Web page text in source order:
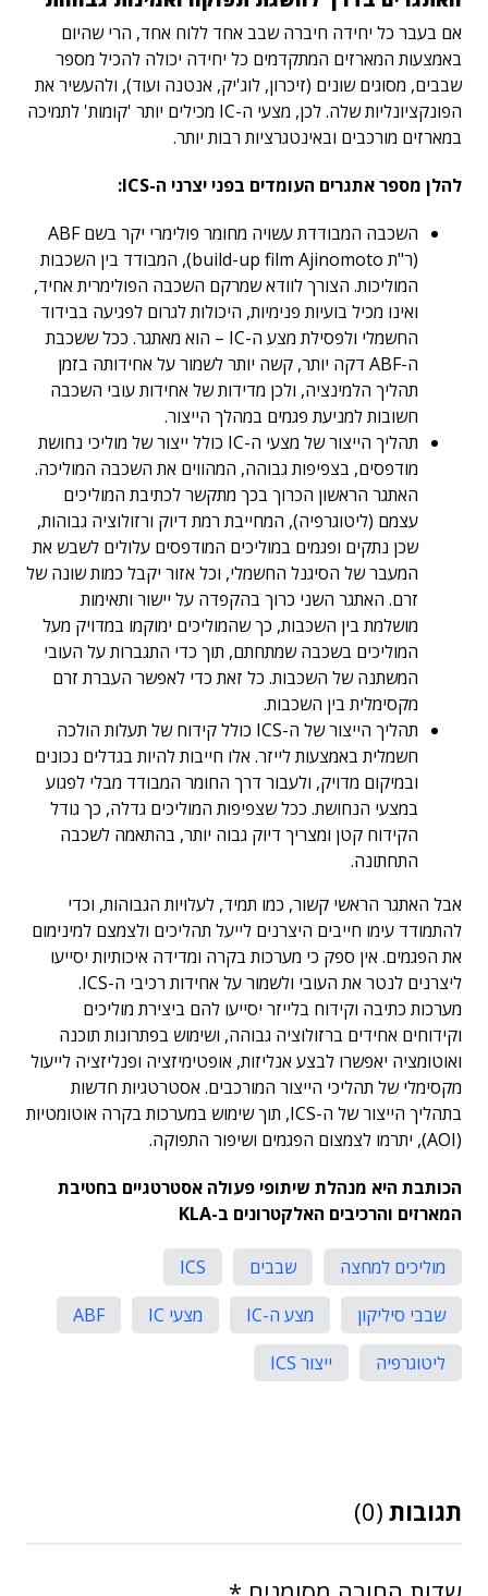
אם בעבר כל יחידה חיברה שבב אחד ללוח אחד, הרי שהיום
באמצעות המארזים המתקדמים כל יחידה יכולה להכיל מספר
שבבים, מסוגים שונים (זיכרון, לוג'יק, אנטנה ועוד), ולהעשיר את
הפונקציונליות שלה. לכן, מצעי ה-IC מכילים יותר 'קומות' לתמיכה
במארזים מורכבים ובאינטגרציות רבות יותר.
להלן מספר אתגרים העומדים בפני יצרני ה-ICS:
השכבה המבודדת עשויה מחומר פולימרי יקר בשם ABF
(ר"ת build-up film Ajinomoto), המבודד בין השכבות
המוליכות. הצורך לוודא שמרקם השכבה הפולימרית אחיד,
ואינו מכיל בועיות פנימיות, היכולות לגרום לפגיעה בבידוד
החשמלי ולפסילת מצע ה-IC – הוא מאתגר. ככל ששכבת
ה-ABF דקה יותר, קשה יותר לשמור על אחידותה בזמן
תהליך הלמינציה, ולכן מדידות של אחידות עובי השכבה
חשובות למניעת פגמים במהלך הייצור.
תהליך הייצור של מצעי ה-IC כולל ייצור של מוליכי נחושת
מודפסים, בצפיפות גבוהה, המהווים את השכבה המוליכה.
האתגר הראשון הכרוך בכך מתקשר לכתיבת המוליכים
עצמם (ליטוגרפיה), המחייבת רמת דיוק ורזולוציה גבוהות,
שכן נתקים ופגמים במוליכים המודפסים עלולים לשבש את
המעבר של הסיגנל החשמלי, וכל אזור יקבל כמות שונה של
זרם. האתגר השני כרוך בהקפדה על יישור ותאימות
מושלמת בין השכבות, כך שהמוליכים ימוקמו במדויק מעל
המוליכים בשכבה שמתחתם, תוך כדי התגברות על העובי
המשתנה של השכבות. כל זאת כדי לאפשר העברת זרם
מקסימלית בין השכבות.
תהליך הייצור של ה-ICS כולל קידוח של תעלות הולכה
חשמלית באמצעות לייזר. אלו חייבות להיות בגדלים נכונים
ובמיקום מדויק, ולעבור דרך החומר המבודד מבלי לפגוע
במצעי הנחושת. ככל שצפיפות המוליכים גדלה, כך גודל
הקידוח קטן ומצריך דיוק גבוה יותר, בהתאמה לשכבה
התחתונה.
אבל האתגר הראשי קשור, כמו תמיד, לעלויות הגבוהות, וכדי
להתמודד עימו חייבים היצרנים לייעל תהליכים ולצמצם למינימום
את הפגמים. אין ספק כי מערכות בקרה ומדידה איכותיות יסייעו
ליצרנים לנטר את העובי ולשמור על אחידות רכיבי ה-ICS.
מערכות כתיבה וקידוח בלייזר יסייעו להם ביצירת מוליכים
וקידוחים אחידים ברזולוציה גבוהה, ושימוש בפתרונות תוכנה
ואוטומציה יאפשרו לבצע אנליזות, אופטימיזציה ופנליזציה לייעול
מקסימלי של תהליכי הייצור המורכבים. אסטרטגיות חדשות
בתהליך הייצור של ה-ICS, תוך שימוש במערכות בקרה אוטומטיות
(AOI), יתרמו לצמצום הפגמים ושיפור התפוקה.
הכותבת היא מנהלת שיתופי פעולה אסטרטגיים בחטיבת
המארזים והרכיבים האלקטרונים ב-KLA
מוליכים למחצה שבבים
ICS
שבבי סיליקון
מצע ה-IC מצעי IC
ABF
ליטוגרפיה
ייצור ICS
תגובות (0)